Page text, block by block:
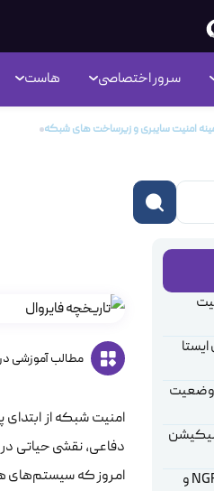
سرور اختصاصی هاست
امنیت سایبری و زیرساخت های شبکه
وضعیت
نسل چهارم و پنجم: ظهور NGFW و
مطالب آموزشی
امنیت شبکه از
امروز که سیستم‌های